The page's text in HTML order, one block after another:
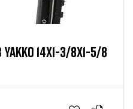
YAKKO 14X1-3/8X1-5/8